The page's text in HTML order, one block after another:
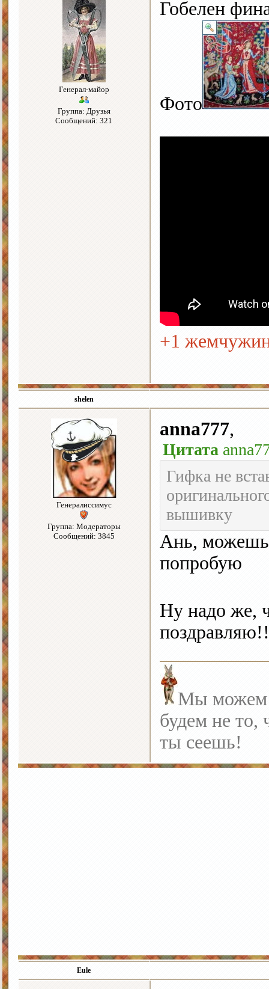
Генерал-майор
Группа: Друзья
Сообщений: 321
Гобелен
Фото
+1
shelen
Генералиссимус
Группа: Модераторы
Сообщений: 3845
anna777,
Цитата
Гифка не
вышивку
Ань, можешь
попробую
Ну надо же,
Мы можем
будем не то,
ты сеешь!
Eule